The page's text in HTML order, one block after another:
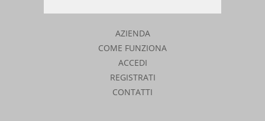
AZIENDA
COME FUNZIONA
ACCEDI
REGISTRATI
CONTATTI